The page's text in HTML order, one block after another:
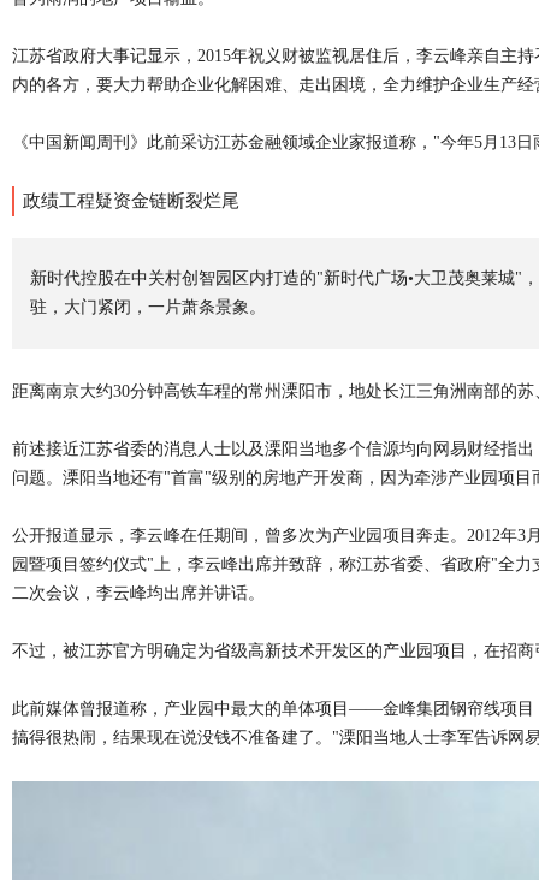
江苏省政府大事记显示，2015年祝义财被监视居住后，李云峰亲自主
内的各方，要大力帮助企业化解困难、走出困境，全力维护企业生产
《中国新闻周刊》此前采访江苏金融领域企业家报道称，"今年5月13
政绩工程疑资金链断裂烂尾
新时代控股在中关村创智园区内打造的"新时代广场•大卫茂奥莱城"
驻，大门紧闭，一片萧条景象。
距离南京大约30分钟高铁车程的常州溧阳市，地处长江三角洲南部的
前述接近江苏省委的消息人士以及溧阳当地多个信源均向网易财经指
问题。溧阳当地还有"首富"级别的房地产开发商，因为牵涉产业园项
公开报道显示，李云峰在任期间，曾多次为产业园项目奔走。2012年
园暨项目签约仪式"上，李云峰出席并致辞，称江苏省委、省政府"全
二次会议，李云峰均出席并讲话。
不过，被江苏官方明确定为省级高新技术开发区的产业园项目，在招
此前媒体曾报道称，产业园中最大的单体项目——金峰集团钢帘线项
搞得很热闹，结果现在说没钱不准备建了。"溧阳当地人士李军告诉